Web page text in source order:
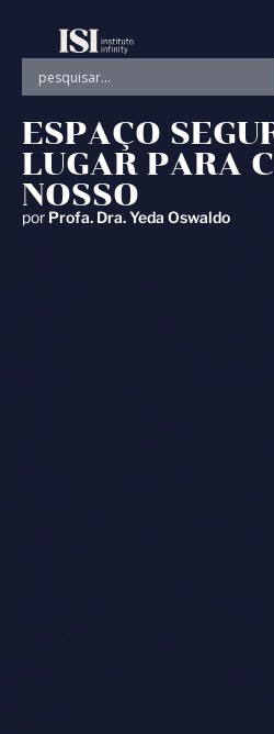
ESPAÇO
LUGAR PARA
NOSSO
por Profa. Dra. Yeda Oswaldo